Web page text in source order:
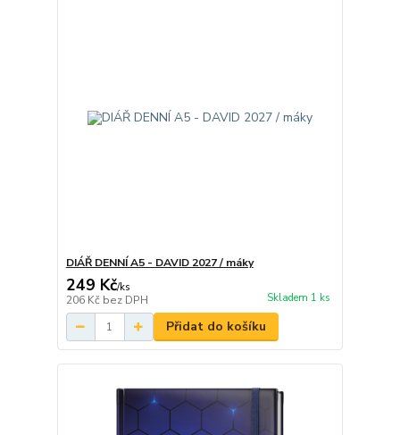
DIÁŘ DENNÍ A5 - DAVID 2027 / máky
249 Kč/ks
206 Kč bez DPH Skladem 1 ks
Přidat do košíku